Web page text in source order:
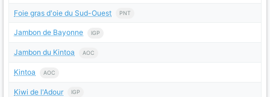
Foie gras d'oie du Sud-Ouest PNT
Jambon de Bayonne IGP
Jambon du Kintoa AOC
Kintoa AOC
Kiwi de l'Adour IGP